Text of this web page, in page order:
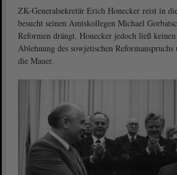
ZK-Generalsekretär Erich Honecker reist in
besucht seinen Amtskollegen Michael
Reformen drängt. Honecker jedoch ließ
Ablehnung des sowjetischen
die Mauer.